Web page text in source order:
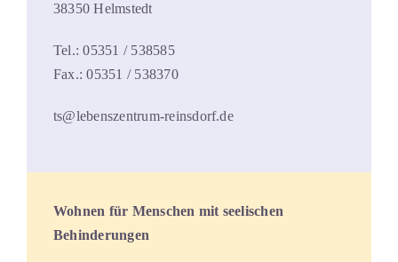
38350 Helmstedt
Tel.: 05351 / 538585
Fax.: 05351 / 538370
ts@lebenszentrum-reinsdorf.de
Wohnen für Menschen mit seelischen
Behinderungen